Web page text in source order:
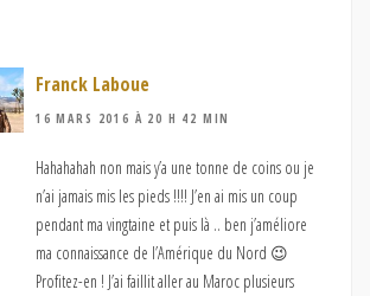
Franck Laboue
16 MARS 2016 À 20 H 42 MIN
Hahahahah non mais y’a une tonne de coins ou je
n’ai jamais mis les pieds !!!! J’en ai mis un coup
pendant ma vingtaine et puis là .. ben j’améliore
ma connaissance de l’Amérique du Nord 😉
Profitez-en ! J’ai faillit aller au Maroc plusieurs